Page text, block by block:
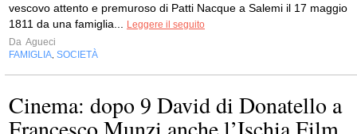
vescovo attento e premuroso di Patti Nacque a Salemi il 17 maggio
1811 da una famiglia...
Leggere il seguito
Da Agueci
FAMIGLIA SOCIETÀ
Cinema: dopo 9 David di Donatello a